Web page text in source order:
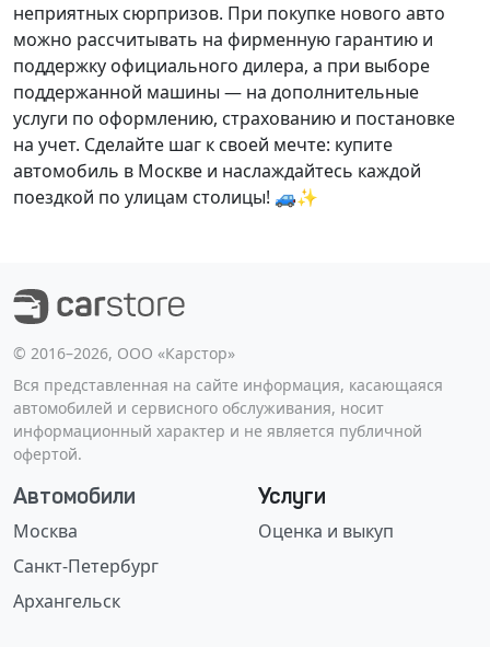
неприятных сюрпризов. При покупке нового авто
можно рассчитывать на фирменную гарантию и
поддержку официального дилера, а при выборе
поддержанной машины — на дополнительные
услуги по оформлению, страхованию и постановке
на учет. Сделайте шаг к своей мечте: купите
автомобиль в Москве и наслаждайтесь каждой
поездкой по улицам столицы! 🚙✨
©️ 2016–2026, ООО «Карстор»
Вся представленная на сайте информация, касающаяся
автомобилей и сервисного обслуживания, носит
информационный характер и не является публичной
офертой.
Автомобили
Москва
Санкт-Петербург
Архангельск
Услуги
Оценка и выкуп